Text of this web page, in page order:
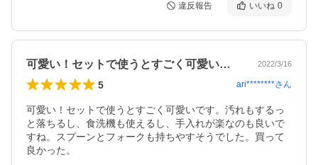
違反報告 いいね 0
可愛い！セットで使うとすごく可愛いです… 2022/3/16
5 ari********さん
可愛い！セットで使うとすごく可愛いです。汚れもするっ
と落ちるし、食洗機も使えるし、手入れが楽なのも良いで
すね。スプーンとフォークも持ちやすそうでした。買って
良かった。